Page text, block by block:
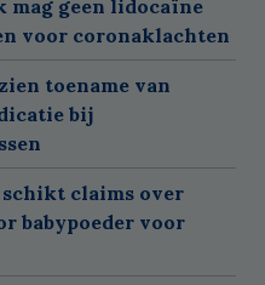
geen lidocaïne
voor coronaklachten
toename van
bij
schikt claims over
babypoeder voor